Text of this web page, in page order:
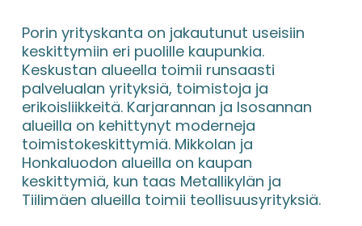
Porin yrityskanta on jakautunut useisiin
keskittymiin eri puolille kaupunkia.
Keskustan alueella toimii runsaasti
palvelualan yrityksiä, toimistoja ja
erikoisliikkeitä. Karjarannan ja Isosannan
alueilla on kehittynyt moderneja
toimistokeskittymiä. Mikkolan ja
Honkaluodon alueilla on kaupan
keskittymiä, kun taas Metallikylän ja
Tiilimäen alueilla toimii teollisuusyrityksiä.